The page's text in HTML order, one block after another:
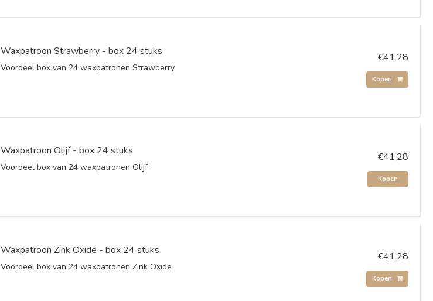
Waxpatroon Strawberry - box 24 stuks
Voordeel box van 24 waxpatronen Strawberry
€41,28
Kopen
Waxpatroon Olijf - box 24 stuks
Voordeel box van 24 waxpatronen Olijf
€41,28
Kopen
Waxpatroon Zink Oxide - box 24 stuks
Voordeel box van 24 waxpatronen Zink Oxide
€41,28
Kopen